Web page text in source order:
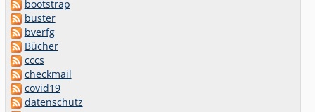
bootstrap
buster
bverfg
Bücher
cccs
checkmail
covid19
datenschutz